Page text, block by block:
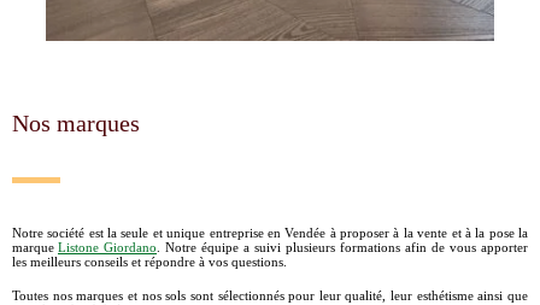
Nos marques
Notre société est la seule et unique entreprise en Vendée à proposer à la vente et à la pose la
marque Listone Giordano . Notre équipe a suivi plusieurs formations afin de vous apporter
les meilleurs conseils et répondre à vos questions.
Toutes nos marques et nos sols sont sélectionnés pour leur qualité, leur esthétisme ainsi que